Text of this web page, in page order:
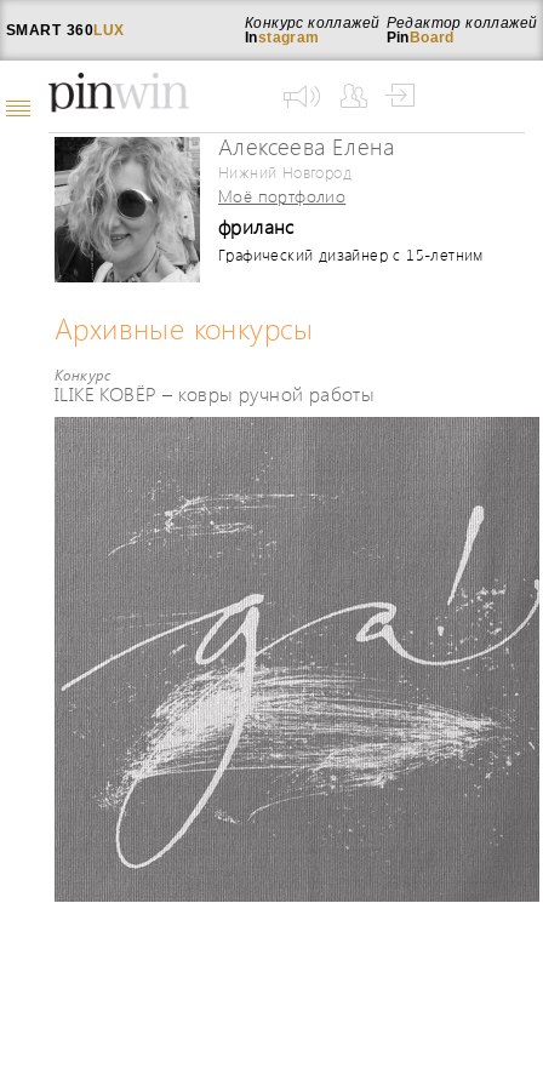
SMART 360LUX
Редактор коллажей
Pin Board
Конкурс коллажей
Instagram
Алексеева Елена
Нижний Новгород
Моё портфолио
фриланс
Графический дизайнер с 15-летним
награды в области каллиграфии,
сложилось так, что мне интересно
работать в прикладной области,
внедряя каллиграфию в интерьер:
роспись стен, мебели, кухонной
утвари, посуды, текстиля.
Архивные конкурсы
Конкурс
ILIKE КОВЁР – ковры ручной работы